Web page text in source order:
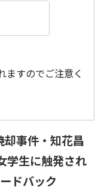
ますのでご注意く
却事件・知花昌
学生に触発され
ドバック